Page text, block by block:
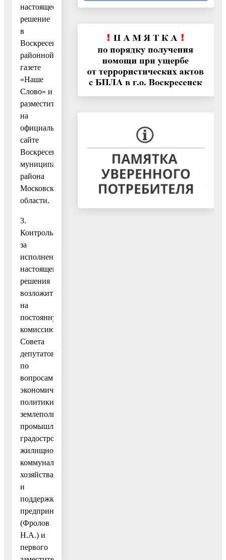
настоящее
решение
в
Воскресенской
районной
газете
«Наше
Слово» и
разместить
на
официальном
сайте
Воскресенского
муниципального
района
Московской
области.
3.
Контроль
за
исполнением
настоящего
решения
возложить
на
постоянную
комиссию
Совета
депутатов
по
вопросам
экономической
политики,
землепользования,
промышленности,
градостроительства,
жилищно-
коммунального
хозяйства
и
поддержки
предпринимательства
(Фролов
Н.А.) и
первого